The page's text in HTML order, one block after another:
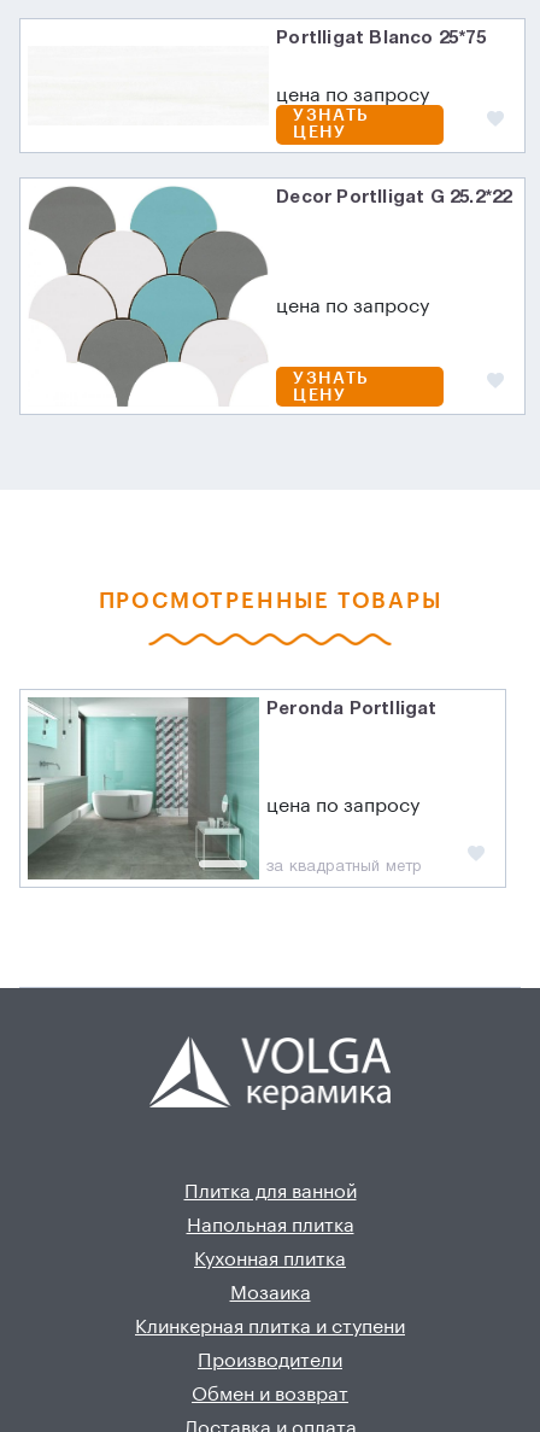
Portlligat Blanco 25*75
цена по запросу
УЗНАТЬ
ЦЕНУ
Decor Portlligat G 25.2*22
цена по запросу
УЗНАТЬ
ЦЕНУ
ПРОСМОТРЕННЫЕ ТОВАРЫ
Peronda Portlligat
цена по запросу
за квадратный метр
Плитка для ванной
Напольная плитка
Кухонная плитка
Мозаика
Клинкерная плитка и ступени
Производители
Обмен и возврат
Доставка и оплата